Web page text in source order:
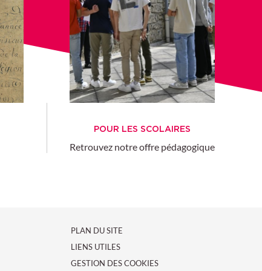
POUR LES SCOLAIRES
Retrouvez notre offre pédagogique
PLAN DU SITE
LIENS UTILES
GESTION DES COOKIES